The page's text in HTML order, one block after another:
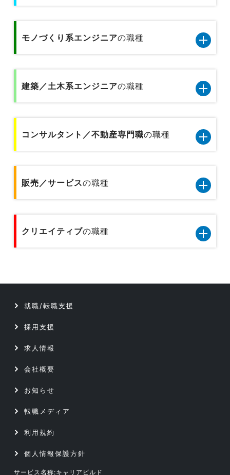
不動産営業／建設営業
専門商社の営業
金融業界の代理店営業
金融業界の法人営業
経営企画／事業企画
貿易／国際業務
広報／PR／IR
広告宣伝
秘書／受付
企画事務
貿易事務
総務事務／法務事務／知財事務／広報事務
IT/通信系エンジニア8職種のデータです
テクニカルサポート／ヘルプデスク
データベース／セキュリティエンジニア
Webエンジニア
プリセールス
ITコンサルタント
モノづくり系エンジニアの職種
モノづくり系エンジニア5職種のデータです
品質管理／品質保証（モノづくり系)
機械設計／金型設計／光学設計
建築／土木系エンジニアの職種
建築／土木系エンジニア6職種のデータです
プラントエンジニア
設備保全／保守／設備メンテナンス
技術開発／部材開発／解析／調査
コンサルタント／不動産専門職の職種
コンサルタント／不動産専門職2職種のデータで
す
コンサルタント
販売／サービスの職種
販売／サービス10職種のデータです
テクニカルサポート／ヘルプデスク
Webエンジニア
プリセールス
クリエイティブの職種
テクニカルサポート／ヘルプデスク
データベース／セキュリティエンジニア
アプリケーションエンジニア
Webエンジニア
就職/転職支援
採用支援
求人情報
会社概要
お知らせ
転職メディア
利用規約
個人情報保護方針
サービス名称:キャリアビルド